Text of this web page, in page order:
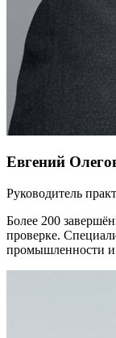
Евгений
Руководитель
Более 200
проверке.
промышленности и